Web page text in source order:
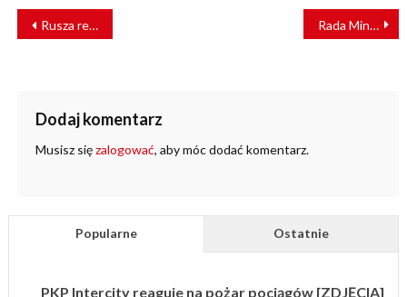
NAWIGACJA
WPISU
Rusza rewitalizacja linii kolejowych na Dolnym Śląsku Rada Ministrów przyjęła nowelizację Programu utrzymaniowego
Dodaj komentarz
Musisz sięzalogować, aby móc dodać komentarz.
Popularne Ostatnie
PKP Intercity reaguje na pożar pociągów [ZDJĘCIA]